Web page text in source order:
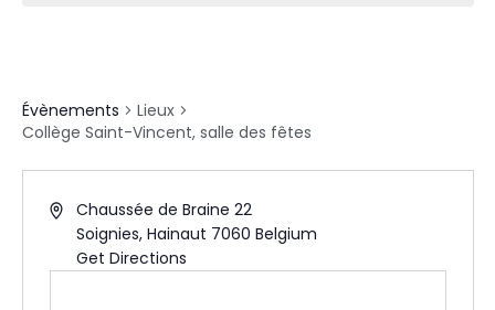
Évènements
Lieux
Collège Saint-Vincent, salle des fêtes
Chaussée de Braine 22
Soignies, Hainaut 7060 Belgium
Get Directions